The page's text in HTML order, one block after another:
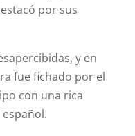
por sus
y en
fue fichado por el
con una rica